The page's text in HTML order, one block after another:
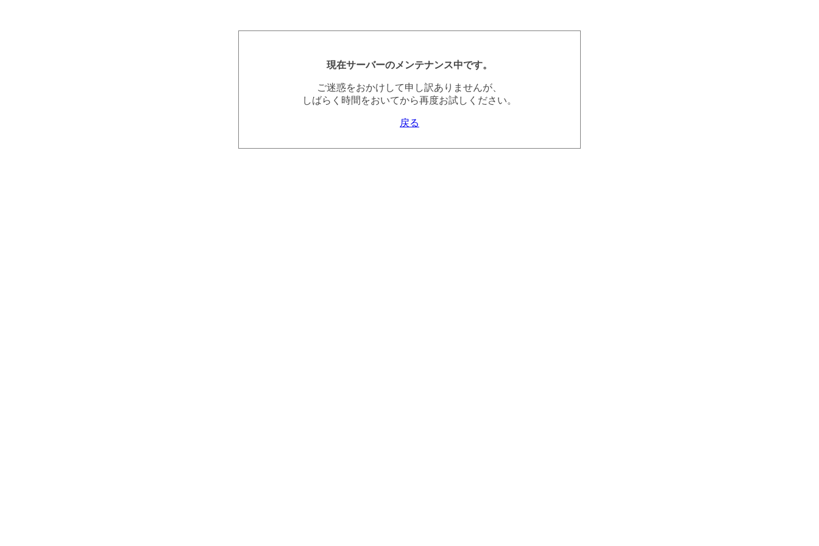
現在サーバーのメンテナンス中です。
ご迷惑をおかけして申し訳ありませんが、
しばらく時間をおいてから再度お試しください。
戻る